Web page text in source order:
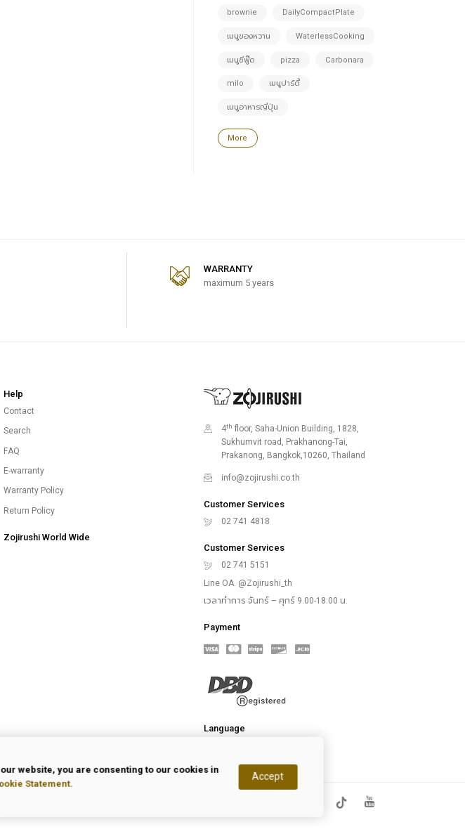
brownie DailyCompactPlate
เมนูของหวาน WaterlessCooking
เมนูซีฟู๊ด pizza Carbonara
milo เมนูปาร์ตี้
เมนูอาหารญี่ปุ่น
More
WARRANTY
maximum 5 years
Help
Contact
Search
FAQ
E-warranty
Warranty Policy
Return Policy
Zojirushi World Wide
4th floor, Saha-Union Building, 1828,
Sukhumvit road, Prakhanong-Tai,
Prakanong, Bangkok,10260, Thailand
info@zojirushi.co.th
Customer Services
02 741 4818
Customer Services
02 741 5151
Line OA. @Zojirushi_th
เวลาทำการ จันทร์ – ศุกร์ 9.00-18.00 น.
Payment
Language
website, you are consenting to our cookies in
Statement.
Accept